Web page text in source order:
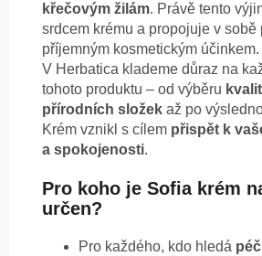
křečovým žilám. Právě tento
srdcem krému a propojuje v sobě
příjemným kosmetickým účinkem.
V Herbatica klademe důraz na
tohoto produktu – od výběru
přírodních složek až po
Krém vznikl s cílem přispět k
a spokojenosti.
Pro koho je Sofia krém
určen?
Pro každého, kdo hledá